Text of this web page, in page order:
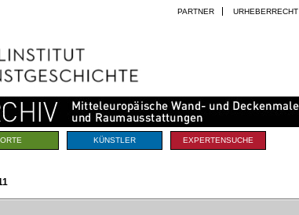
PARTNER URHEBERRECHT
ORTE KÜNSTLER EXPERTENSUCHE